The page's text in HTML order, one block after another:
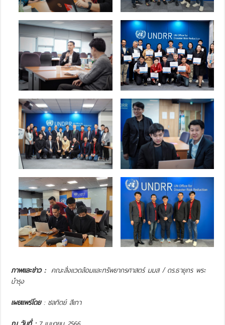
ภาพและข่าว : คณะสิ่งแวดล้อมและทรัพยากรศาสตร์ มมส / ดร.ธายุกร พระ
บำรุง
เผยแพร่โดย: ชลทิตย์ สีเทา